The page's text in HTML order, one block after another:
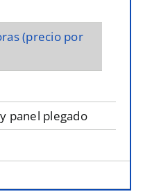
panel plegado